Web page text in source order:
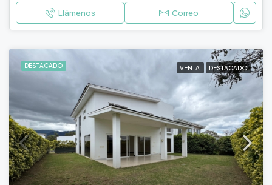
Llámenos Correo
DESTACADO VENTA DESTACADO